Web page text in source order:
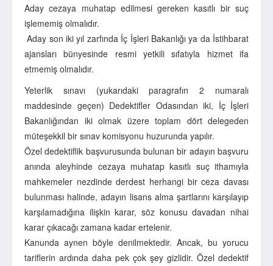
Aday cezaya muhatap edilmesi gereken kasıtlı bir suç
işlememiş olmalıdır.
Aday son iki yıl zarfında İç İşleri Bakanlığı ya da İstihbarat
ajansları bünyesinde resmi yetkili sıfatıyla hizmet ifa
etmemiş olmalıdır.
Yeterlik sınavı (yukarıdaki paragrafın 2 numaralı
maddesinde geçen) Dedektifler Odasından iki, İç İşleri
Bakanlığından iki olmak üzere toplam dört delegeden
müteşekkil bir sınav komisyonu huzurunda yapılır.
Özel dedektiflik başvurusunda bulunan bir adayın başvuru
anında aleyhinde cezaya muhatap kasıtlı suç ithamıyla
mahkemeler nezdinde derdest herhangi bir ceza davası
bulunması halinde, adayın lisans alma şartlarını karşılayıp
karşılamadığına ilişkin karar, söz konusu davadan nihai
karar çıkacağı zamana kadar ertelenir.
Kanunda aynen böyle denilmektedir. Ancak, bu yorucu
tariflerin ardında daha pek çok şey gizlidir. Özel dedektif